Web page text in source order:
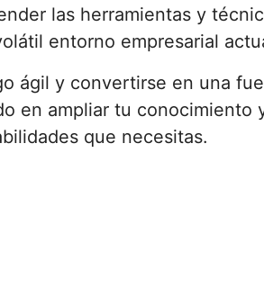
las herramientas y
entorno empresarial
ágil y convertirse en una
en ampliar tu conocimiento
que necesitas.